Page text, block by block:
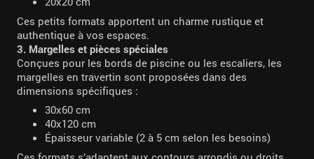
Ces petits formats apportent un charme rustique et
authentique à vos espaces.
3. Margelles et pièces spéciales
Conçues pour les bords de piscine ou les escaliers, les
margelles en travertin sont proposées dans des
dimensions spécifiques :
30x60 cm
40x120 cm
Épaisseur variable (2 à 5 cm selon les besoins)